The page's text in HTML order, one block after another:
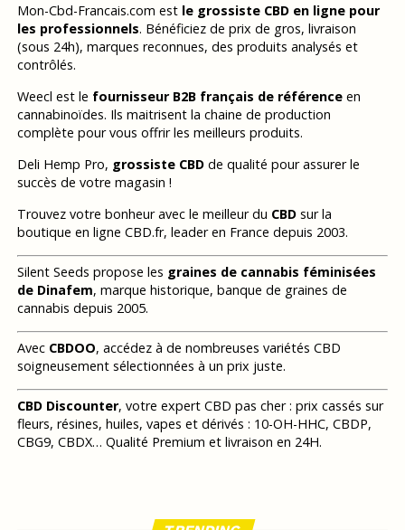
Mon-Cbd-Francais.com est le grossiste CBD en ligne pour
les professionnels. Bénéficiez de prix de gros, livraison
(sous 24h), marques reconnues, des produits analysés et
contrôlés.
Weecl est le fournisseur B2B français de référenceen
cannabinoïdes. Ils maitrisent la chaine de production
complète pour vous offrir les meilleurs produits.
Deli Hemp Pro, grossiste CBDde qualité pour assurer le
succès de votre magasin !
Trouvez votre bonheur avec le meilleur du CBDsur la
boutique en ligne CBD.fr, leader en France depuis 2003.
Silent Seeds propose les graines de cannabis féminisées
de Dinafem, marque historique, banque de graines de
cannabis depuis 2005.
Avec CBDOO, accédez à de nombreuses variétés CBD
soigneusement sélectionnées à un prix juste.
CBD Discounter, votre expert CBD pas cher : prix cassés sur
fleurs, résines, huiles, vapes et dérivés : 10-OH-HHC, CBDP,
CBG9, CBDX… Qualité Premium et livraison en 24H.